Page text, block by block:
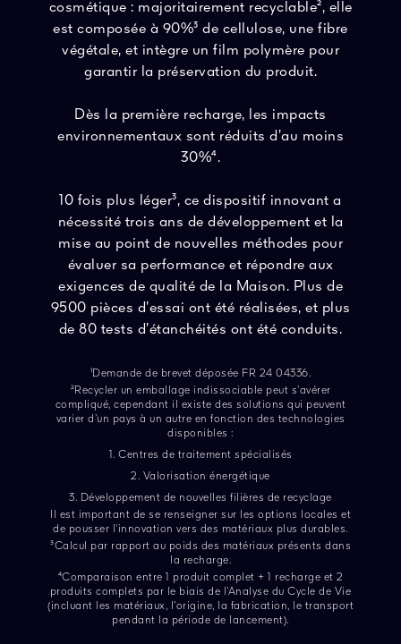
cosmétique : majoritairement recyclable², elle
est composée à 90%³ de cellulose, une fibre
végétale, et intègre un film polymère pour
garantir la préservation du produit.
Dès la première recharge, les impacts
environnementaux sont réduits d’au moins
30%⁴.
10 fois plus léger³, ce dispositif innovant a
nécessité trois ans de développement et la
mise au point de nouvelles méthodes pour
évaluer sa performance et répondre aux
exigences de qualité de la Maison. Plus de
9500 pièces d’essai ont été réalisées, et plus
de 80 tests d’étanchéités ont été conduits.
¹Demande de brevet déposée FR 24 04336.
²Recycler un emballage indissociable peut s’avérer
compliqué, cependant il existe des solutions qui peuvent
varier d’un pays à un autre en fonction des technologies
disponibles :
1. Centres de traitement spécialisés
2. Valorisation énergétique
3. Développement de nouvelles filières de recyclage
Il est important de se renseigner sur les options locales et
de pousser l’innovation vers des matériaux plus durables.
³Calcul par rapport au poids des matériaux présents dans
la recharge.
⁴Comparaison entre 1 produit complet + 1 recharge et 2
produits complets par le biais de l’Analyse du Cycle de Vie
(incluant les matériaux, l’origine, la fabrication, le transport
pendant la période de lancement).